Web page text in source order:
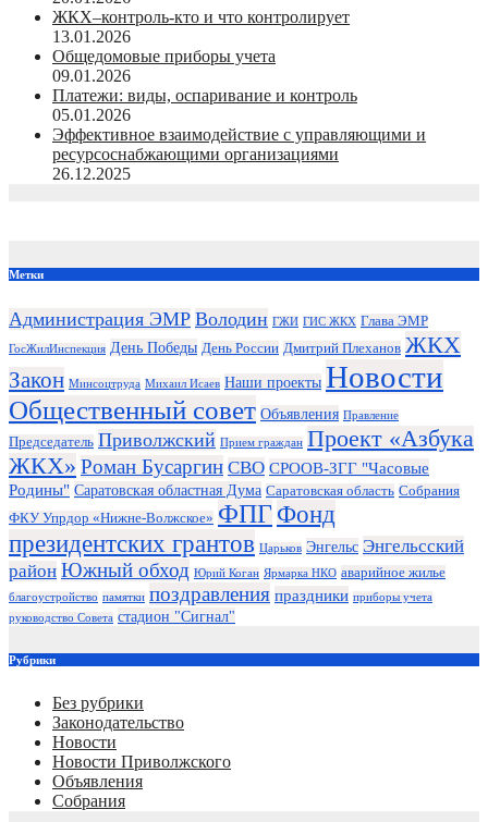
ЖКХ–контроль-кто и что контролирует
13.01.2026
Общедомовые приборы учета
09.01.2026
Платежи: виды, оспаривание и контроль
05.01.2026
Эффективное взаимодействие с управляющими и
ресурсоснабжающими организациями
26.12.2025
Метки
Администрация ЭМР Володин ГЖИ ГИС ЖКХ Глава ЭМР
ГосЖилИнспекция День Победы День России Дмитрий Плеханов ЖКХ
Закон Минсоцтруда Михаил Исаев Наши проекты Новости
Общественный совет Объявления Правление
Председатель Приволжский Прием граждан Проект «Азбука
ЖКХ» Роман Бусаргин СВО СРООВ-ЗГГ "Часовые
Родины" Саратовская областная Дума Саратовская область Собрания
ФКУ Упрдор «Нижне-Волжское» ФПГ Фонд
президентских грантов Царьков Энгельс Энгельсский
район Южный обход Юрий Коган Ярмарка НКО аварийное жилье
благоустройство памятки поздравления праздники приборы учета
руководство Совета стадион "Сигнал"
Рубрики
Без рубрики
Законодательство
Новости
Новости Приволжского
Объявления
Собрания